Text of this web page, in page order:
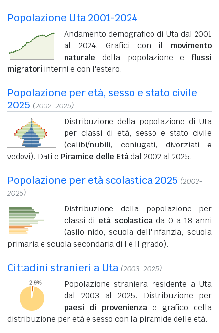
Popolazione Uta 2001-2024
Andamento demografico di Uta dal 2001
al 2024. Grafici con il movimento
naturale della popolazione e flussi
migratori interni e con l'estero.
Popolazione per età, sesso e stato civile
2025 (2002-2025)
Distribuzione della popolazione di Uta
per classi di età, sesso e stato civile
(celibi/nubili, coniugati, divorziati e
vedovi). Dati e Piramide delle Etàdal 2002 al 2025.
Popolazione per età scolastica 2025 (2002-
2025)
Distribuzione della popolazione per
classi di età scolastica da 0 a 18 anni
(asilo nido, scuola dell'infanzia, scuola
primaria e scuola secondaria di I e II grado).
Cittadini stranieri a Uta (2003-2025)
Popolazione straniera residente a Uta
dal 2003 al 2025. Distribuzione per
paesi di provenienza e grafico della
distribuzione per età e sesso con la piramide delle età.